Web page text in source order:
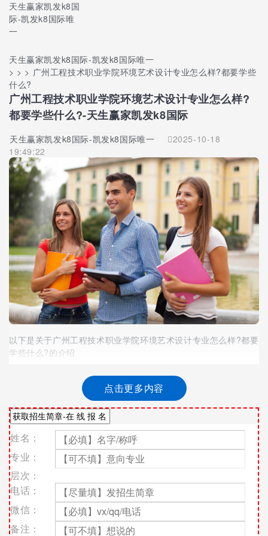
天生赢家凯发k8国
际-凯发k8国际唯
一
天生赢家凯发k8国际-凯发k8国际唯一
> > > 广州工程技术职业学院环境艺术设计专业怎么样?都要学些
什么?
广州工程技术职业学院环境艺术设计专业怎么样?
都要学些什么?-天生赢家凯发k8国际
天生赢家凯发k8国际-凯发k8国际唯一
2025-10-18
19:49:22
以下是关于广州工程技术职业学院环境艺术设计专业怎么样?都要
学些什么?的介绍
职业技术学校是目前很多初中毕业生乐意选择的学校之一，同时
在中考季来临之际，现今很多家长和学子都会考虑"如何选择学
校?学什么技术比较?"，目前广东的中专学校数量都比较多，而广
州工程技术职业学院就是环境好，学习气氛好，教学水平高的中
职学校之一，近年选择报读广州工程技术职业学院的人数都有明
显的增长，今天小编也整理了广州工程技术职业学院环境艺术设
计专业专业怎么样?都要学些什么?，希望可以帮助您更加了解该
校。
广州工程技术职业学院环境艺术设计专业介绍
本专业主要面向 装饰设计公司、房地产公司、设计院、展示设
计、陈设设计以及与环境艺术设计等企事业单位，培养在生产、
服务第一线能从事室内装饰方案设计、施工图绘制、效果图制
点击更多内容
姓名：
专业：
层次：
电话：
微信：
备注：